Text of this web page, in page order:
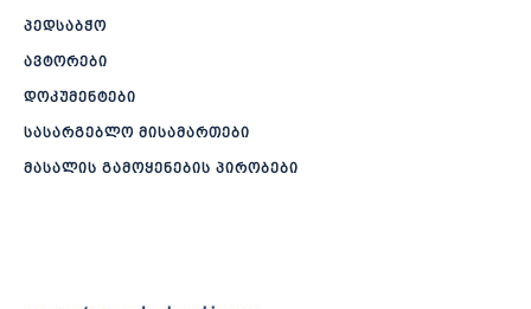
პედსაბჭო
ავტორები
დოკუმენტები
სასარგებლო მისამართები
მასალის გამოყენების პირობები